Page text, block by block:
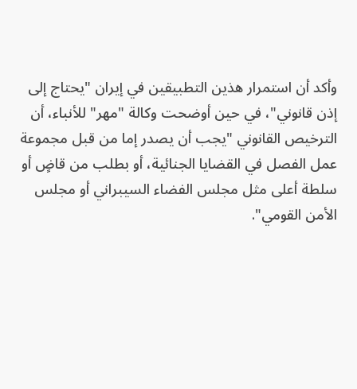
وأكد أن استمرار هذين التطبيقين في إيران "يحتاج إلى
إذن قانوني"، في حين أوضحت وكالة "مهر" للأنباء، أن
الترخيص القانوني "يجب أن يصدر إما من قبل مجموعة
عمل الفصل في القضايا الجنائية، أو بطلب من قاضٍ أو
سلطة أعلى مثل مجلس الفضاء السيبراني أو مجلس
الأمن القومي".